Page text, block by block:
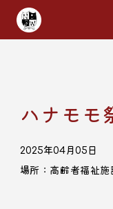
ハナモモ
2025年04月05日
場所：高齢者福祉施